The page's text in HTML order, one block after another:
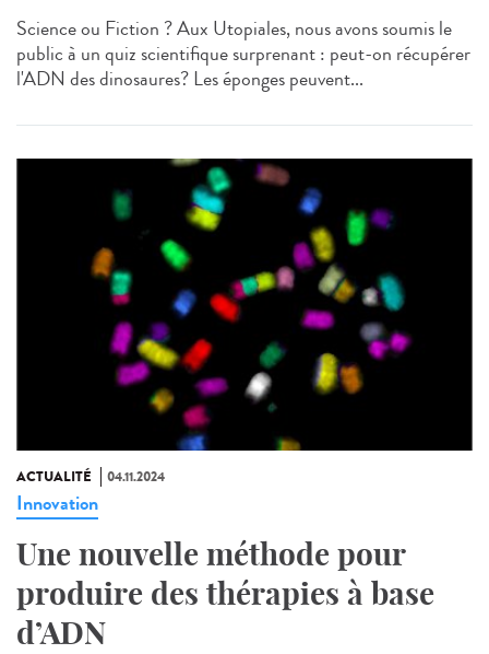
Science ou Fiction ? Aux Utopiales, nous avons soumis le
public à un quiz scientifique surprenant : peut-on récupérer
l'ADN des dinosaures? Les éponges peuvent...
ACTUALITÉ 04.11.2024
Innovation
Une nouvelle méthode pour
produire des thérapies à base
d’ADN